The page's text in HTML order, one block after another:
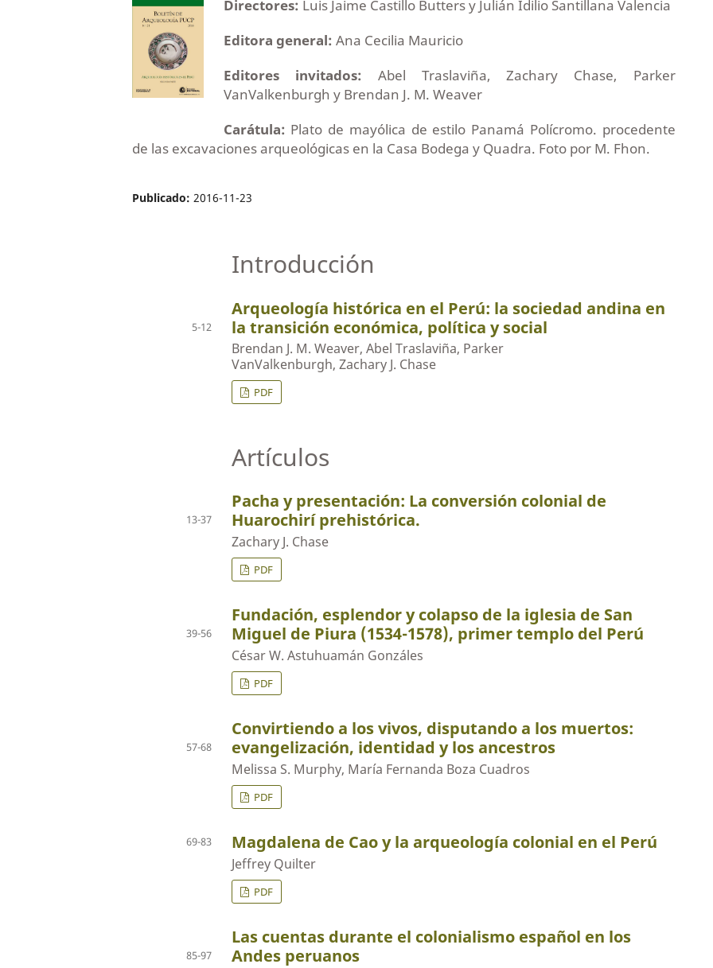
Directores: Luis Jaime Castillo Butters y Julián Idilio Santillana Valencia
Editora general: Ana Cecilia Mauricio
Editores invitados: Abel Traslaviña, Zachary Chase, Parker
VanValkenburgh y Brendan J. M. Weaver
Carátula: Plato de mayólica de estilo Panamá Polícromo. procedente
de las excavaciones arqueológicas en la Casa Bodega y Quadra. Foto por M. Fhon.
Publicado: 2016-11-23
Introducción
Arqueología histórica en el Perú: la sociedad andina en
la transición económica, política y social
Brendan J. M. Weaver, Abel Traslaviña, Parker
VanValkenburgh, Zachary J. Chase
5-12
PDF
Artículos
Pacha y presentación: La conversión colonial de
Huarochirí prehistórica.
Zachary J. Chase
13-37
PDF
Fundación, esplendor y colapso de la iglesia de San
Miguel de Piura (1534-1578), primer templo del Perú
César W. Astuhuamán Gonzáles
39-56
PDF
Convirtiendo a los vivos, disputando a los muertos:
evangelización, identidad y los ancestros
Melissa S. Murphy, María Fernanda Boza Cuadros
57-68
PDF
Magdalena de Cao y la arqueología colonial en el Perú
Jeffrey Quilter
69-83
PDF
Las cuentas durante el colonialismo español en los
Andes peruanos
85-97